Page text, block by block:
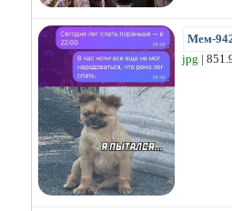
Мем-
jpg |